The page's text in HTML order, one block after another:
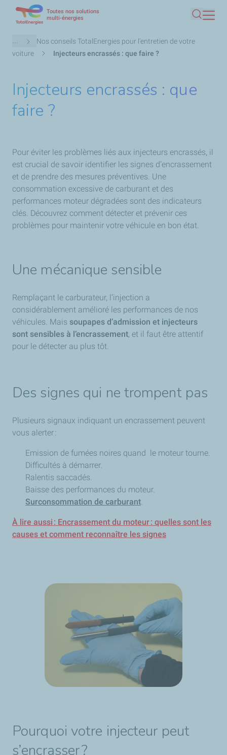
contenu
principal
Toutes nos solutions
multi-énergies
Fil
d'Ariane
...
Nos conseils TotalEnergies pour l'entretien de votre
voiture
Injecteurs encrassés : que faire ?
Injecteurs encrassés : que
faire ?
Pour éviter les problèmes liés aux injecteurs encrassés, il
est crucial de savoir identifier les signes d’encrassement
et de prendre des mesures préventives. Une
consommation excessive de carburant et des
performances moteur dégradées sont des indicateurs
clés. Découvrez comment détecter et prévenir ces
problèmes pour maintenir votre véhicule en bon état.
Une mécanique sensible
Remplaçant le carburateur, l’injection a
considérablement amélioré les performances de nos
véhicules. Mais soupapes d’admission et injecteurs
sont sensibles à l’encrassement, et il faut être attentif
pour le détecter au plus tôt.
Des signes qui ne trompent pas
Plusieurs signaux indiquant un encrassement peuvent
vous alerter :
Emission de fumées noires quand le moteur tourne.
Difficultés à démarrer.
Ralentis saccadés.
Baisse des performances du moteur.
Surconsommation de carburant.
À lire aussi : Encrassement du moteur : quelles sont les
causes et comment reconnaître les signes
Pourquoi votre injecteur peut
s’encrasser ?